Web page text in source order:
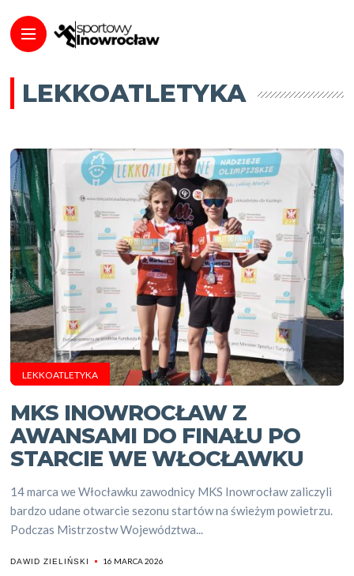
LEKKOATLETYKA
LEKKOATLETYKA
MKS INOWROCŁAW Z
AWANSAMI DO FINAŁU PO
STARCIE WE WŁOCŁAWKU
14 marca we Włocławku zawodnicy MKS Inowrocław zaliczyli
bardzo udane otwarcie sezonu startów na świeżym powietrzu.
Podczas Mistrzostw Województwa...
DAWID ZIELIŃSKI 16 MARCA 2026